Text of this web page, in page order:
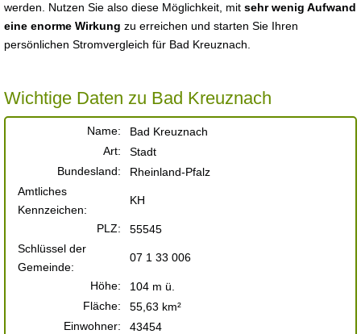
werden. Nutzen Sie also diese Möglichkeit, mit sehr wenig Aufwand
eine enorme Wirkung zu erreichen und starten Sie Ihren
persönlichen Stromvergleich für Bad Kreuznach.
Wichtige Daten zu Bad Kreuznach
Name:
Bad Kreuznach
Art:
Stadt
Bundesland:
Rheinland-Pfalz
Amtliches
Kennzeichen:
KH
PLZ:
55545
Schlüssel der
Gemeinde:
07 1 33 006
Höhe:
104 m ü.
Fläche:
55,63 km²
Einwohner:
43454